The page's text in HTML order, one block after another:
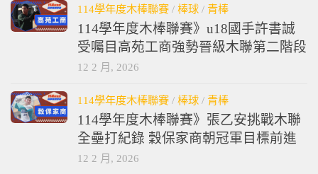
114學年度木棒聯賽 / 棒球 / 青棒
114學年度木棒聯賽》u18國手許書誠
受囑目高苑工商強勢晉級木聯第二階段
12 2 月, 2026
114學年度木棒聯賽 / 棒球 / 青棒
114學年度木棒聯賽》張乙安挑戰木聯
全壘打紀錄 穀保家商朝冠軍目標前進
12 2 月, 2026